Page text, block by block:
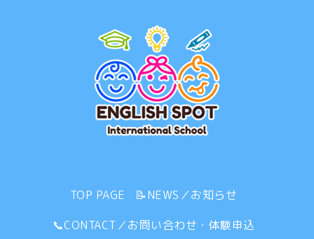
TOP PAGE
📝NEWS／お知らせ
📞CONTACT／お問い合わせ・体験申込